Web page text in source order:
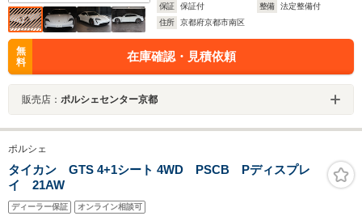
保証
保証付 整備
法定整備付
住所
京都府京都市南区
無
料
在庫確認・見積依頼
販売店： ポルシェセンター京都
ポルシェ
タイカン GTS 4+1シート 4WD PSCB Pディスプレ
イ 21AW
ディーラー保証 オンライン相談可